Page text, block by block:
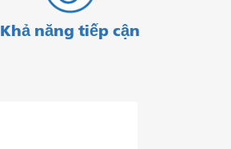
Khả năng tiếp cận